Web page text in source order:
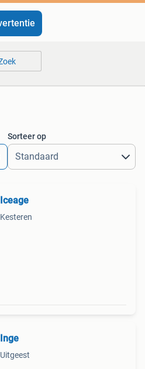
Sorteer op
Iceage
Kesteren
Inge
Uitgeest